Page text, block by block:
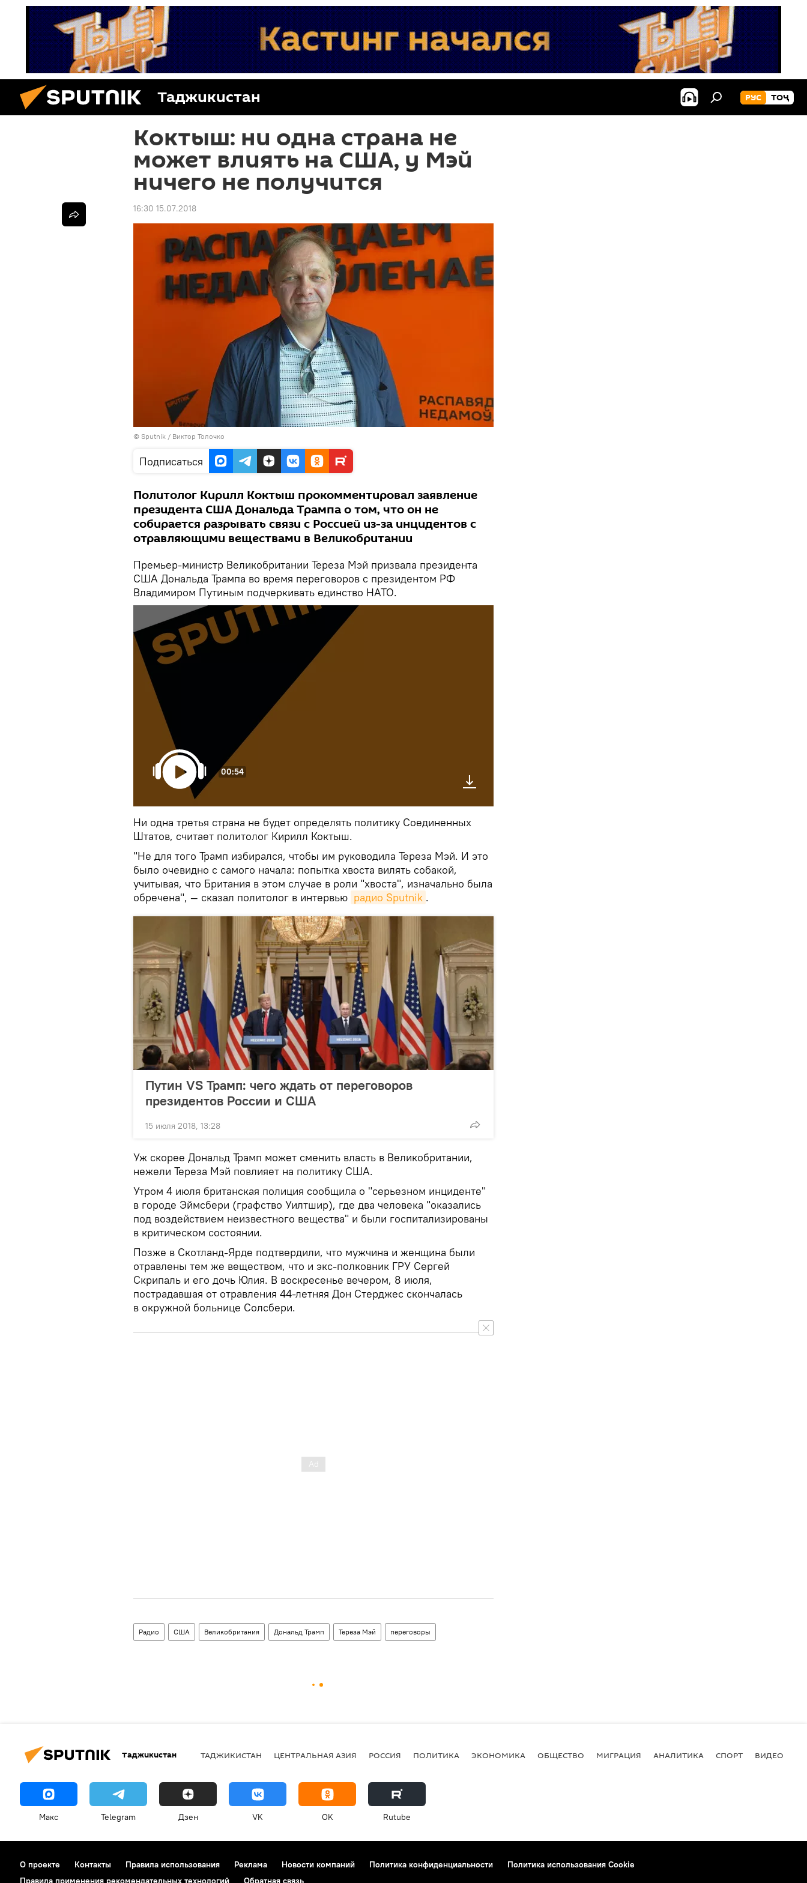
Таджикистан РУС ТОҶ
Коктыш: ни одна страна не
может влиять на США, у Мэй
ничего не получится
16:30 15.07.2018
© Sputnik / Виктор Толочко
Подписаться
Политолог Кирилл Коктыш прокомментировал заявление
президента США Дональда Трампа о том, что он не
собирается разрывать связи с Россией из-за инцидентов с
отравляющими веществами в Великобритании
Премьер-министр Великобритании Тереза Мэй призвала президента
США Дональда Трампа во время переговоров с президентом РФ
Владимиром Путиным подчеркивать единство НАТО.
00:54
Ни одна третья страна не будет определять политику Соединенных
Штатов, считает политолог Кирилл Коктыш.
"Не для того Трамп избирался, чтобы им руководила Тереза Мэй. И это
было очевидно с самого начала: попытка хвоста вилять собакой,
учитывая, что Британия в этом случае в роли "хвоста", изначально была
обречена", — сказал политолог в интервью радио Sputnik .
Путин VS Трамп: чего ждать от переговоров
президентов России и США
15 июля 2018, 13:28
Уж скорее Дональд Трамп может сменить власть в Великобритании,
нежели Тереза Мэй повлияет на политику США.
Утром 4 июля британская полиция сообщила о "серьезном инциденте"
в городе Эймсбери (графство Уилтшир), где два человека "оказались
под воздействием неизвестного вещества" и были госпитализированы
в критическом состоянии.
Позже в Скотланд-Ярде подтвердили, что мужчина и женщина были
отравлены тем же веществом, что и экс-полковник ГРУ Сергей
Скрипаль и его дочь Юлия. В воскресенье вечером, 8 июля,
пострадавшая от отравления 44-летняя Дон Стерджес скончалась
в окружной больнице Солсбери.
Радио США Великобритания Дональд Трамп Тереза Мэй переговоры
Таджикистан ТАДЖИКИСТАН ЦЕНТРАЛЬНАЯ АЗИЯ РОССИЯ ПОЛИТИКА ЭКОНОМИКА ОБЩЕСТВО МИГРАЦИЯ АНАЛИТИКА СПОРТ ВИДЕО
Макс Telegram Дзен VK OK Rutube
О проекте Контакты Правила использования Реклама Новости компаний Политика конфиденциальности
Политика использования Cookie
Правила применения рекомендательных технологий
Обратная связь